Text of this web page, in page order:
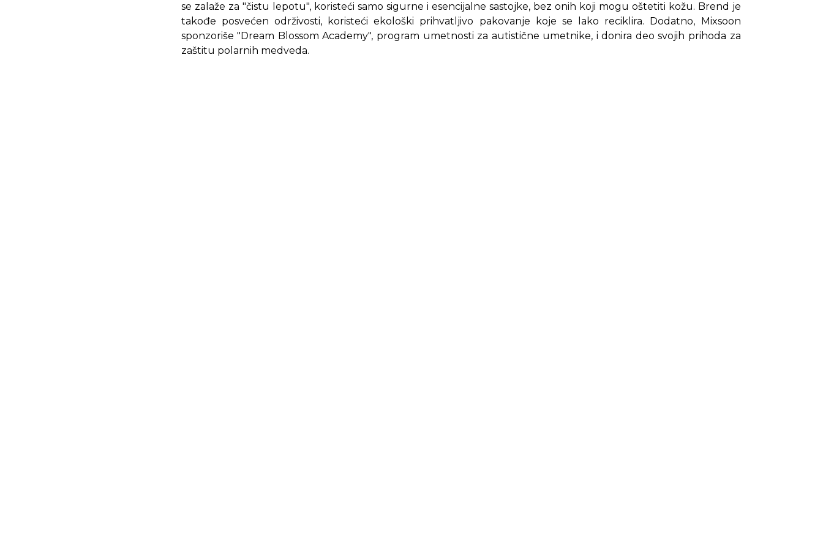
se zalaže za "čistu lepotu", koristeći samo sigurne i esencijalne sastojke, bez onih koji mogu oštetiti kožu. Brend je
takođe posvećen održivosti, koristeći ekološki prihvatljivo pakovanje koje se lako reciklira. Dodatno, Mixsoon
sponzoriše "Dream Blossom Academy", program umetnosti za autistične umetnike, i donira deo svojih prihoda za
zaštitu polarnih medveda.